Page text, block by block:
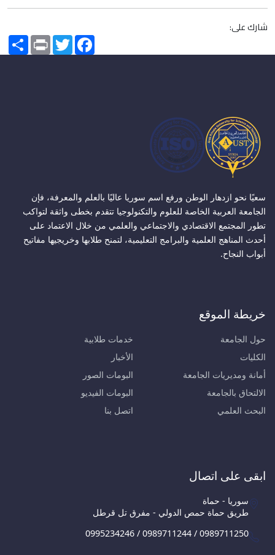
شارك على:
Share PrintTwitterFacebook
سعيًا نحو ازدهار الوطن ورفع اسم سوريا عاليًا بالعلم والمعرفة، فإن
الجامعة العربية الخاصة للعلوم والتكنولوجيا تتقدم بخطى واثقة لتواكب
تطور المجتمع الاقتصادي والاجتماعي والعلمي من خلال الاعتماد على
أحدث المناهج العلمية والبرامج التعليمية، لتمنح طلابها وخريجيها مفاتيح
أبواب النجاح.
خريطة الموقع
حول الجامعة
الكليات
أمانة ومديريات الجامعة
الالتحاق بالجامعة
البحث العلمي
خدمات طلابية
الأخبار
البومات الصور
البومات الفيديو
اتصل بنا
ابقى على اتصال
سوريا - حماة
طريق حماة حمص الدولي - مفرق تل قرطل
0995234246 / 0989711244 / 0989711250